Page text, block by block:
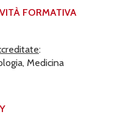
FORMATIVA​
:
Medicina